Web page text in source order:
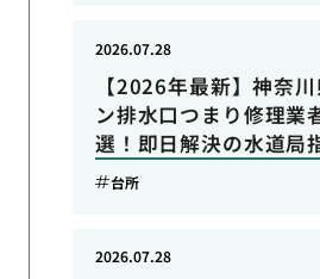
【2026年最新】神奈
ン排水口つまり修理業
選！即日解決の水道局
2026.07.28
台所
2026.07.28